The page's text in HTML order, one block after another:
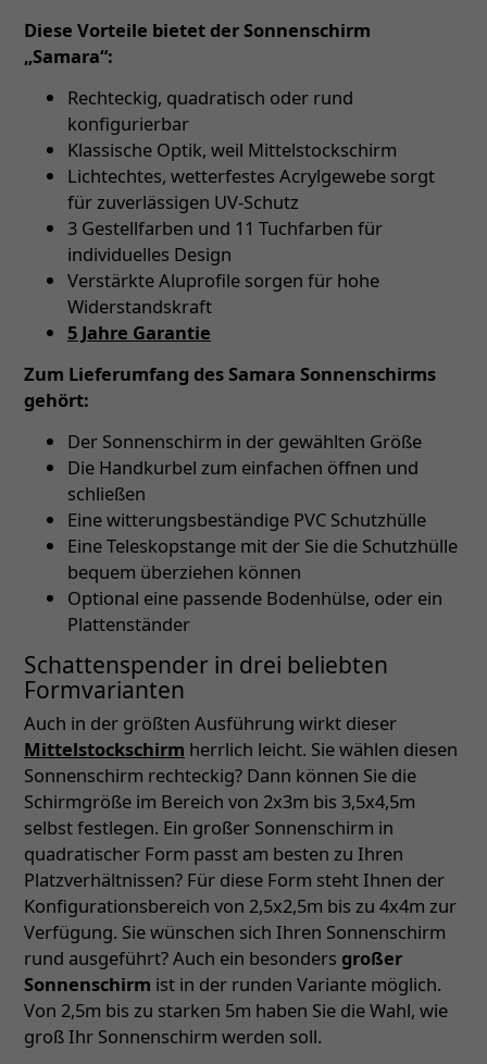
Diese Vorteile bietet der Sonnenschirm
„Samara“:
Rechteckig, quadratisch oder rund
konfigurierbar
Klassische Optik, weil Mittelstockschirm
Lichtechtes, wetterfestes Acrylgewebe sorgt
für zuverlässigen UV-Schutz
3 Gestellfarben und 11 Tuchfarben für
individuelles Design
Verstärkte Aluprofile sorgen für hohe
Widerstandskraft
5 Jahre Garantie
Zum Lieferumfang des Samara Sonnenschirms
gehört:
Der Sonnenschirm in der gewählten Größe
Die Handkurbel zum einfachen öffnen und
schließen
Eine witterungsbeständige PVC Schutzhülle
Eine Teleskopstange mit der Sie die Schutzhülle
bequem überziehen können
Optional eine passende Bodenhülse, oder ein
Plattenständer
Schattenspender in drei beliebten
Formvarianten
Auch in der größten Ausführung wirkt dieser
Mittelstockschirm herrlich leicht. Sie wählen diesen
Sonnenschirm rechteckig? Dann können Sie die
Schirmgröße im Bereich von 2x3m bis 3,5x4,5m
selbst festlegen. Ein großer Sonnenschirm in
quadratischer Form passt am besten zu Ihren
Platzverhältnissen? Für diese Form steht Ihnen der
Konfigurationsbereich von 2,5x2,5m bis zu 4x4m zur
Verfügung. Sie wünschen sich Ihren Sonnenschirm
rund ausgeführt? Auch ein besonders großer
Sonnenschirm ist in der runden Variante möglich.
Von 2,5m bis zu starken 5m haben Sie die Wahl, wie
groß Ihr Sonnenschirm werden soll.